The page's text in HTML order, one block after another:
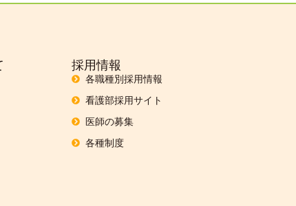
採用情報
各職種別採用情報
看護部採用サイト
医師の募集
各種制度